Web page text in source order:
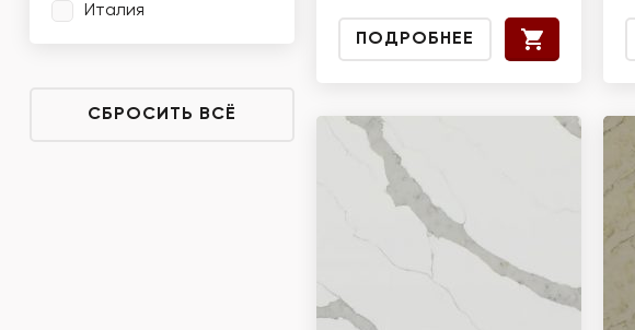
ПОДРОБНЕЕ
Италия
СБРОСИТЬ ВСЁ